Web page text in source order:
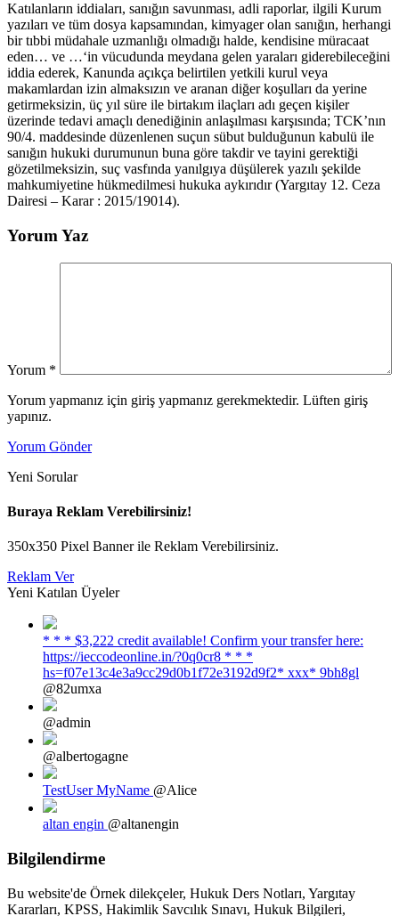
Katılanların iddiaları, sanığın savunması, adli raporlar, ilgili Kurum
yazıları ve tüm dosya kapsamından, kimyager olan sanığın, herhangi
bir tıbbi müdahale uzmanlığı olmadığı halde, kendisine müracaat
eden… ve …‘in vücudunda meydana gelen yaraları giderebileceğini
iddia ederek, Kanunda açıkça belirtilen yetkili kurul veya
makamlardan izin almaksızın ve aranan diğer koşulları da yerine
getirmeksizin, üç yıl süre ile birtakım ilaçları adı geçen kişiler
üzerinde tedavi amaçlı denediğinin anlaşılması karşısında; TCK’nın
90/4. maddesinde düzenlenen suçun sübut bulduğunun kabulü ile
sanığın hukuki durumunun buna göre takdir ve tayini gerektiği
gözetilmeksizin, suç vasfında yanılgıya düşülerek yazılı şekilde
mahkumiyetine hükmedilmesi hukuka aykırıdır (Yargıtay 12. Ceza
Dairesi – Karar : 2015/19014).
Yorum Yaz
Yorum *
Yorum yapmanız için giriş yapmanız gerekmektedir. Lüften giriş
yapınız.
Yorum Gönder
Yeni Sorular
Buraya Reklam Verebilirsiniz!
350x350 Pixel Banner ile Reklam Verebilirsiniz.
Reklam Ver
Yeni Katılan Üyeler
* * * $3,222 credit available! Confirm your transfer here:
https://ieccodeonline.in/?0q0cr8 * * *
hs=f07e13c4e3a9cc29d0b1f72e3192d9f2* ххх* 9bh8gl
@82umxa
@admin
@albertogagne
TestUser MyName @Alice
altan engin @altanengin
Bilgilendirme
Bu website'de Örnek dilekçeler, Hukuk Ders Notları, Yargıtay
Kararları, KPSS, Hakimlik Savcılık Sınavı, Hukuk Bilgileri,